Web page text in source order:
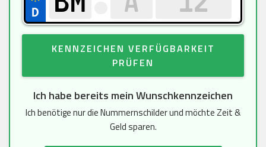
KENNZEICHEN VERFÜGBARKEIT
PRÜFEN
Ich habe bereits mein Wunschkennzeichen
Ich benötige nur die Nummernschilder und möchte Zeit &
Geld sparen.